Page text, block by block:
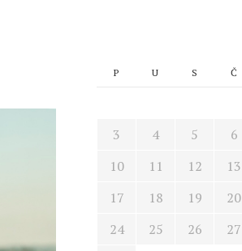
P U S Č
3
4 5 6
10
11 12 13
17
18 19 20
24
25 26 27